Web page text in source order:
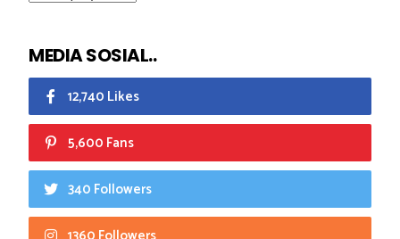
MEDIA SOSIAL..
12,740 Likes
5,600 Fans
340 Followers